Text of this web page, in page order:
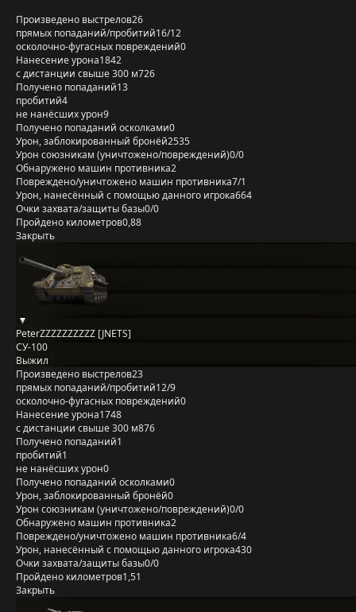
Произведено выстрелов26
прямых попаданий/пробитий16/12
осколочно-фугасных повреждений0
Нанесение урона1842
с дистанции свыше 300 м726
Получено попаданий13
пробитий4
не нанёсших урон9
Получено попаданий осколками0
Урон, заблокированный бронёй2535
Урон союзникам (уничтожено/повреждений)0/0
Обнаружено машин противника2
Повреждено/уничтожено машин противника7/1
Урон, нанесённый с помощью данного игрока664
Очки захвата/защиты базы0/0
Пройдено километров0,88
Закрыть
PeterZZZZZZZZZZ [JNETS]
СУ-100
Выжил
Произведено выстрелов23
прямых попаданий/пробитий12/9
осколочно-фугасных повреждений0
Нанесение урона1748
с дистанции свыше 300 м876
Получено попаданий1
пробитий1
не нанёсших урон0
Получено попаданий осколками0
Урон, заблокированный бронёй0
Урон союзникам (уничтожено/повреждений)0/0
Обнаружено машин противника2
Повреждено/уничтожено машин противника6/4
Урон, нанесённый с помощью данного игрока430
Очки захвата/защиты базы0/0
Пройдено километров1,51
Закрыть